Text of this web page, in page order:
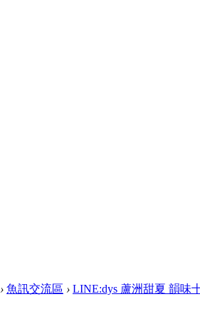
› 魚訊交流區 › LINE:dys 蘆洲甜夏 韻味